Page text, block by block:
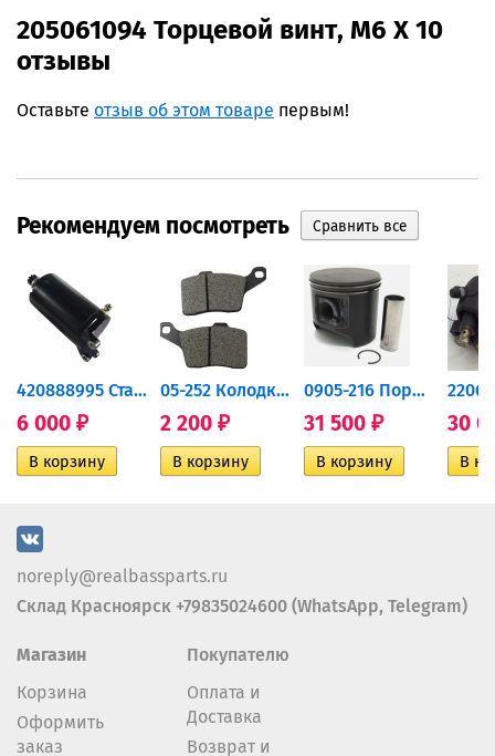
205061094 Торцевой винт, M6 X 10
отзывы
Оставьте отзыв об этом товаре первым!
Рекомендуем посмотреть
420888995 Стартер для...
6 000 ₽
05-252 Колодки тормозные...
2 200 ₽
0905-216 Поршень Arctic Cat...
31 500 ₽ 30
noreply@realbassparts.ru
Склад Красноярск +79835024600 (WhatsApp, Telegram)
Магазин
Корзина
Оформить
заказ
Покупателю
Оплата и
Доставка
Возврат и